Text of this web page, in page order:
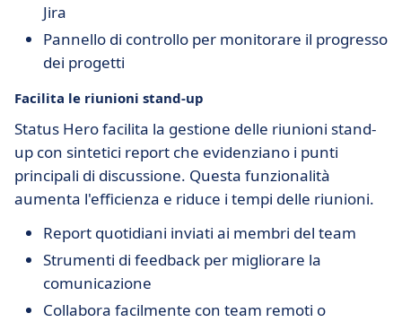
Jira
Pannello di controllo per monitorare il progresso
dei progetti
Facilita le riunioni stand-up
Status Hero facilita la gestione delle riunioni stand-
up con sintetici report che evidenziano i punti
principali di discussione. Questa funzionalità
aumenta l'efficienza e riduce i tempi delle riunioni.
Report quotidiani inviati ai membri del team
Strumenti di feedback per migliorare la
comunicazione
Collabora facilmente con team remoti o